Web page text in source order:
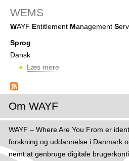
e
r
r
WEMS
WAYF Entitlement Management S
Sprog
Dansk
Læs mere
o
M
S
Om WAYF
WAYF – Where Are You From er
forskning og uddannelse i Danmark
nemt at genbruge digitale